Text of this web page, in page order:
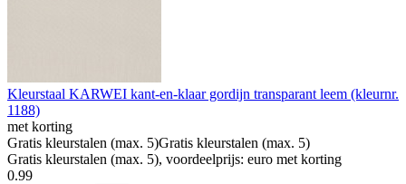
Kleurstaal KARWEI kant-en-klaar gordijn transparant leem (kleurnr.
1188)
met korting
Gratis kleurstalen (max. 5)Gratis kleurstalen (max. 5)
Gratis kleurstalen (max. 5), voordeelprijs: euro met korting
0.99